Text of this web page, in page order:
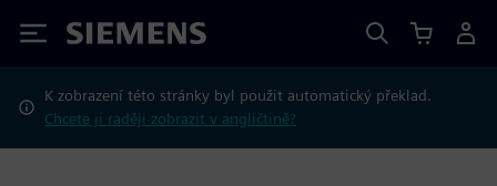
Siemens
K zobrazení této stránky byl použit automatický překlad.
Chcete ji raději zobrazit v angličtině?